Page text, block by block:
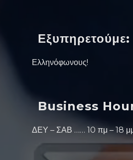
Εξυπηρετούμε:
Ελληνόφωνους!
Business
ΔΕΥ – ΣΑΒ …… 10 πμ – 18